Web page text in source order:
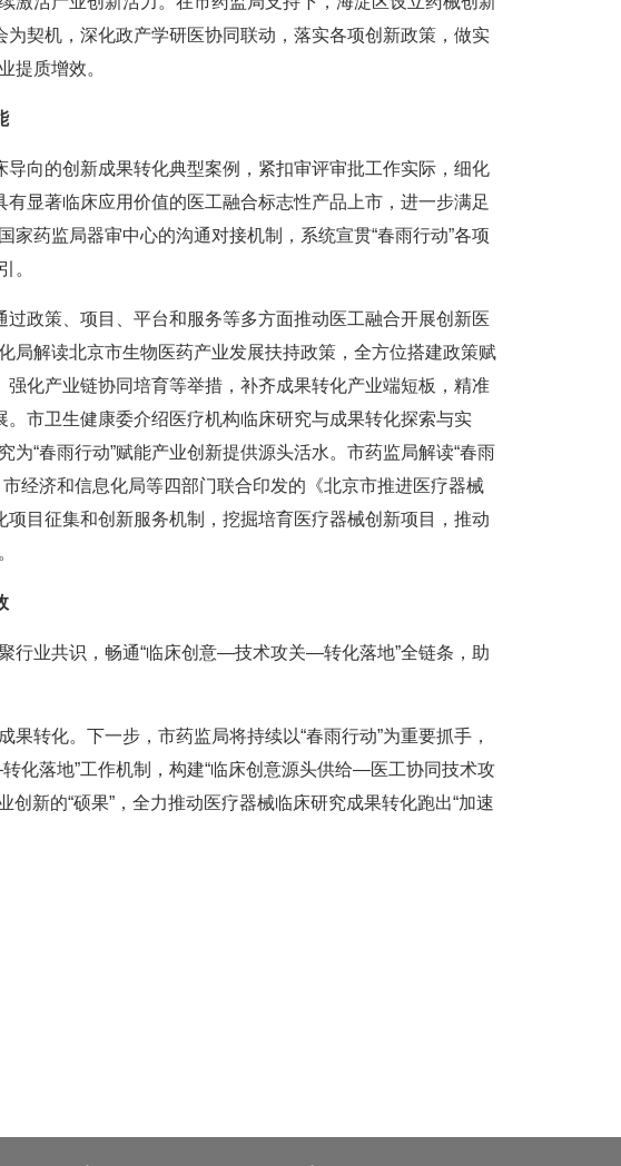
契机，深化政产学研医协同联动，落实各项创新政策，做实
提质增效。
向的创新成果转化典型案例，紧扣审评审批工作实际，细化
显著临床应用价值的医工融合标志性产品上市，进一步满足
药监局器审中心的沟通对接机制，系统宣贯“春雨行动”各项
。
政策、项目、平台和服务等多方面推动医工融合开展创新医
局解读北京市生物医药产业发展扶持政策，全方位搭建政策赋
化产业链协同培育等举措，补齐成果转化产业端短板，精准
市卫生健康委介绍医疗机构临床研究与成果转化探索与实
“春雨行动”赋能产业创新提供源头活水。市药监局解读“春雨
经济和信息化局等四部门联合印发的《北京市推进医疗器械
目征集和创新服务机制，挖掘培育医疗器械创新项目，推动
业共识，畅通“临床创意—技术攻关—转化落地”全链条，助
化。下一步，市药监局将持续以“春雨行动”为重要抓手，
落地”工作机制，构建“临床创意源头供给—医工协同技术攻
新的“硕果”，全力推动医疗器械临床研究成果转化跑出“加速